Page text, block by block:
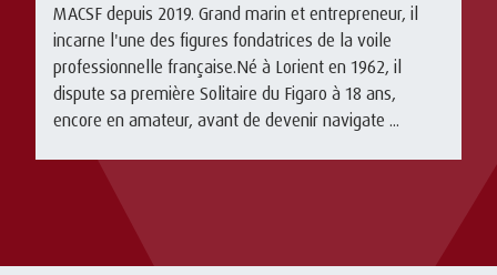
MACSF depuis 2019. Grand marin et entrepreneur, il
incarne l'une des figures fondatrices de la voile
professionnelle française.Né à Lorient en 1962, il
dispute sa première Solitaire du Figaro à 18 ans,
encore en amateur, avant de devenir navigate ...